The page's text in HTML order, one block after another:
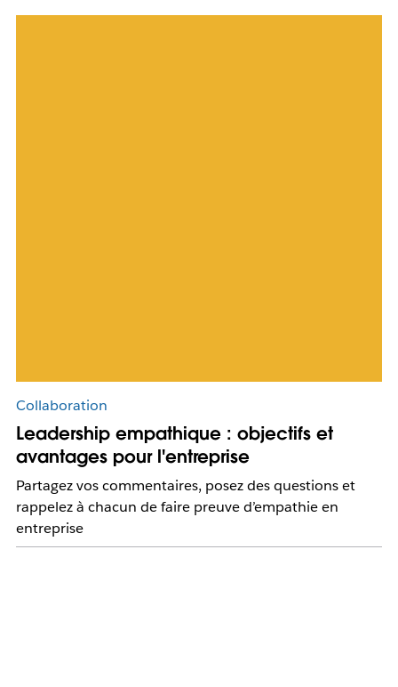
Collaboration
Leadership empathique : objectifs et
avantages pour l'entreprise
Partagez vos commentaires, posez des questions et
rappelez à chacun de faire preuve d’empathie en
entreprise